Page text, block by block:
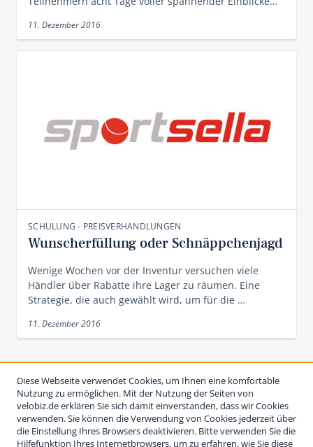
11. Dezember 2016
SCHULUNG - PREISVERHANDLUNGEN
Wunscherfüllung oder Schnäppchenjagd
Wenige Wochen vor der Inventur versuchen viele
Händler über Rabatte ihre Lager zu räumen. Eine
Strategie, die auch gewählt wird, um für die …
11. Dezember 2016
Diese Webseite verwendet Cookies, um Ihnen eine komfortable
Nutzung zu ermöglichen. Mit der Nutzung der Seiten von
velobiz.de erklären Sie sich damit einverstanden, dass wir Cookies
verwenden. Sie können die Verwendung von Cookies jederzeit über
die Einstellung Ihres Browsers deaktivieren. Bitte verwenden Sie die
Hilfefunktion Ihres Internetbrowsers, um zu erfahren, wie Sie diese